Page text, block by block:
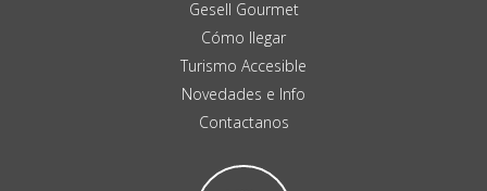
Gesell Gourmet
Cómo llegar
Turismo Accesible
Novedades e Info
Contactanos